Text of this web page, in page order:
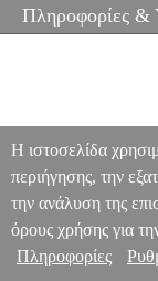
Πληροφορίες &
Η ιστοσελίδα
περιήγησης, την
την ανάλυση της
όρους χρήσης για
Πληροφορίες